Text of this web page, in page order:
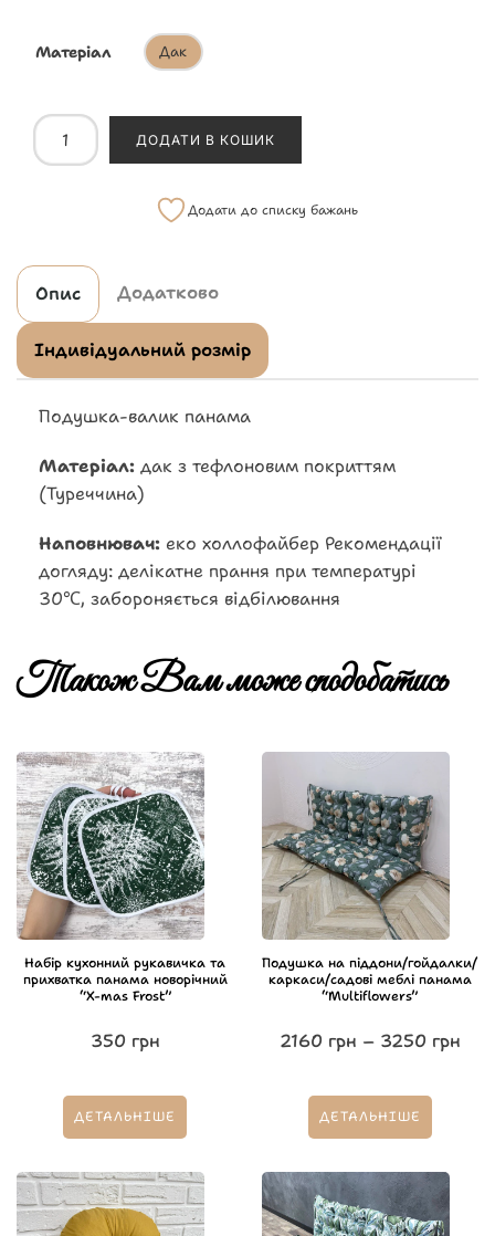
Матеріал Дак
ДОДАТИ В КОШИК
Додати до списку бажань
Опис Додатково
Індивідуальний розмір
Подушка-валик панама
Матеріал: дак з тефлоновим покриттям
(Туреччина)
Наповнювач: еко холлофайбер Рекомендації
догляду: делікатне прання при температурі
30℃, забороняється відбілювання
Також Вам може сподобатись
Набір кухонний рукавичка та
прихватка панама новорічний
“X-mas Frost”
350 грн
ДЕТАЛЬНІШЕ
Подушка на піддони/гойдалки/
каркаси/садові меблі панама
“Multiflowers”
2160 грн – 3250 грн
ДЕТАЛЬНІШЕ